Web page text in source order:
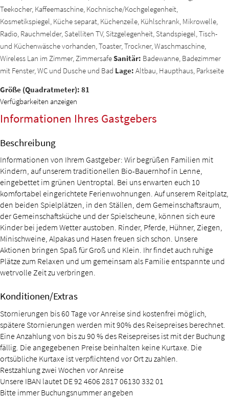
Teekocher, Kaffeemaschine, Kochnische/Kochgelegenheit,
Kosmetikspiegel, Küche separat, Küchenzeile, Kühlschrank, Mikrowelle,
Radio, Rauchmelder, Satelliten TV, Sitzgelegenheit, Standspiegel, Tisch-
und Küchenwäsche vorhanden, Toaster, Trockner, Waschmaschine,
Wireless Lan im Zimmer, ZimmersafeSanitär: Badewanne, Badezimmer
mit Fenster, WC und Dusche und Bad Lage: Altbau, Haupthaus, Parkseite
Größe (Quadratmeter): 81
Verfügbarkeiten anzeigen
Informationen Ihres Gastgebers
Beschreibung
Informationen von Ihrem Gastgeber: Wir begrüßen Familien mit
Kindern, auf unserem traditionellen Bio-Bauernhof in Lenne,
eingebettet im grünen Uentroptal. Bei uns erwarten euch 10
komfortabel eingerichtete Ferienwohnungen. Auf unserem Reitplatz,
den beiden Spielplätzen, in den Ställen, dem Gemeinschaftsraum,
der Gemeinschaftsküche und der Spielscheune, können sich eure
Kinder bei jedem Wetter austoben. Rinder, Pferde, Hühner, Ziegen,
Minischweine, Alpakas und Hasen freuen sich schon. Unsere
Aktionen bringen Spaß für Groß und Klein. Ihr findet auch ruhige
Plätze zum Relaxen und um gemeinsam als Familie entspannte und
wetrvolle Zeit zu verbringen.
Konditionen/Extras
Stornierungen bis 60 Tage vor Anreise sind kostenfrei möglich,
spätere Stornierungen werden mit 90% des Reisepreises berechnet.
Eine Anzahlung von bis zu 90 % des Reisepreises ist mit der Buchung
fällig. Die angegebenen Preise beinhalten keine Kurtaxe. Die
ortsübliche Kurtaxe ist verpflichtend vor Ort zu zahlen.
Restzahlung zwei Wochen vor Anreise
Unsere IBAN lautet DE 92 4606 2817 06130 332 01
Bitte immer Buchungsnummer angeben